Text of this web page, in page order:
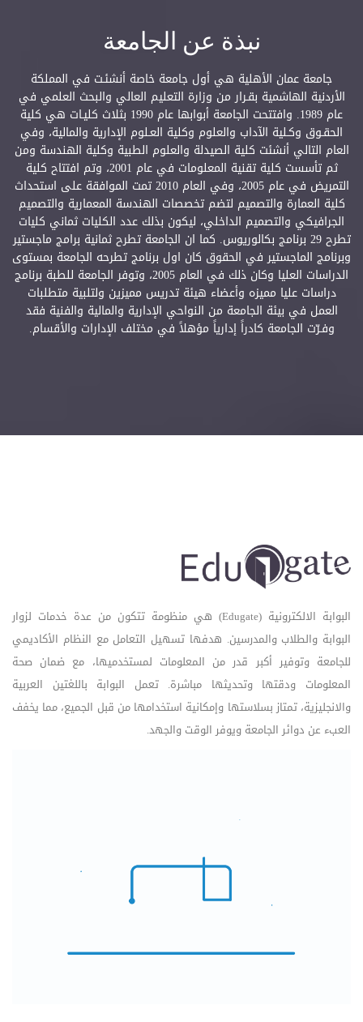
نبذة عن الجامعة
جامعة عمان الأهلية هي أول جامعة خاصة أنشئـت في المملكة
الأردنية الهاشمية بقـرار من وزارة التعليم العالي والبحث العلمي في
عام 1989. وافتتحت الجامعة أبوابها عام 1990 بثلاث كليـات هي كلية
الحقـوق وكـلية الآداب والعلوم وكلية العـلوم الإدارية والمالية، وفي
العام التالي أنشئت كلية الصيدلة والعلوم الطبية وكلية الهندسة ومن
ثم تأسست كلية تقنية المعلومات في عام 2001، وتم افتتاح كلية
التمريض في عام 2005، وفي العام 2010 تمت الموافقة على استحداث
كلية العمارة والتصميم لتضم تخصصات الهندسة المعمارية والتصميم
الجرافيكي والتصميم الداخلي، ليكون بذلك عدد الكليات ثماني كليات
تطرح 29 برنامج بكالوريوس. كما ان الجامعة تطرح ثمانية برامج ماجستير
وبرنامج الماجستير في الحقوق كان اول برنامج تطرحه الجامعة بمستوى
الدراسات العليا وكان ذلك في العام 2005، وتوفر الجامعة للطبة برنامج
دراسات عليا مميزه وأعضاء هيئة تدريس مميزين ولتلبية متطلبات
العمل في بيئة الجامعة من النواحي الإدارية والمالية والفنية فقد
وفـرّت الجامعة كادراً إدارياً مؤهلاً في مختلف الإدارات والأقسام.
البوابة الالكترونية (Edugate) هي منظومة تتكون من عدة خدمات لزوار
البوابة والطلاب والمدرسين. هدفها تسهيل التعامل مع النظام الأكاديمي
للجامعة وتوفير أكبر قدر من المعلومات لمستخدميها، مع ضمان صحة
المعلومات ودقتها وتحديثها مباشرة. تعمل البوابة باللغتين العربية
والانجليزية، تمتاز بسلاستها وإمكانية استخدامها من قبل الجميع، مما يخفف
العبء عن دوائر الجامعة ويوفر الوقت والجهد.